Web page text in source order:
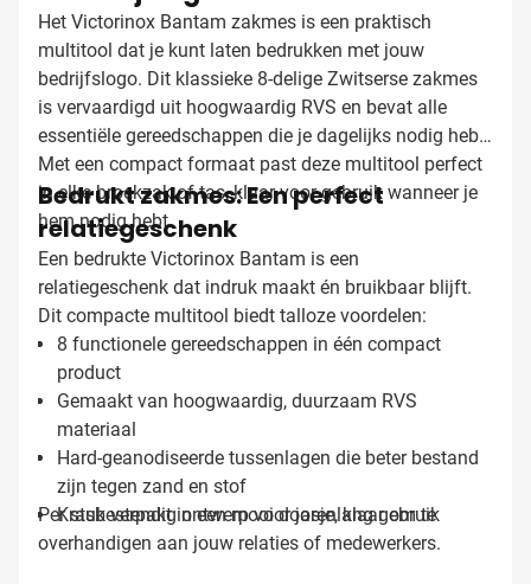
Het Victorinox Bantam zakmes is een praktisch
multitool dat je kunt laten bedrukken met jouw
bedrijfslogo. Dit klassieke 8-delige Zwitserse zakmes
is vervaardigd uit hoogwaardig RVS en bevat alle
essentiële gereedschappen die je dagelijks nodig hebt.
Met een compact formaat past deze multitool perfect
in elke broekzak of tas, klaar voor gebruik wanneer je
hem nodig hebt.
Bedrukt zakmes: Een perfect
relatiegeschenk
Een bedrukte Victorinox Bantam is een
relatiegeschenk dat indruk maakt én bruikbaar blijft.
Dit compacte multitool biedt talloze voordelen:
8 functionele gereedschappen in één compact
product
Gemaakt van hoogwaardig, duurzaam RVS
materiaal
Hard-geanodiseerde tussenlagen die beter bestand
zijn tegen zand en stof
Krasbestendig ontwerp voor jarenlang gebruik
Per stuk verpakt in een mooi doosje, klaar om te
overhandigen aan jouw relaties of medewerkers.